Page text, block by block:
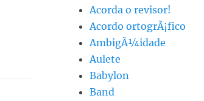
Acorda o revisor!
Acordo ortogrÃ¡fico
AmbigÃ¼idade
Aulete
Babylon
Band